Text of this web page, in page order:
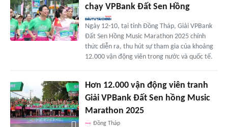
chạy VPBank Đất Sen Hồng
Ngày 12-10, tại tỉnh Đồng Tháp, Giải VPBank
Đất Sen Hồng Music Marathon 2025 chính
thức diễn ra, thu hút sự tham gia của khoảng
12.000 vận động viên trong nước và quốc tế.
Hơn 12.000 vận động viên tranh
Giải VPBank Đất Sen hồng Music
Marathon 2025
Đồng Tháp